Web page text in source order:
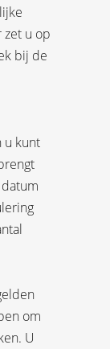
zet u op
bij de
u kunt
om
U